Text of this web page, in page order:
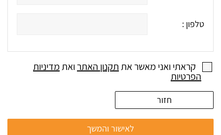
טלפון :
קראתי ואני מאשר אתתקנון האתרואתמדיניות
הפרטיות
חזור